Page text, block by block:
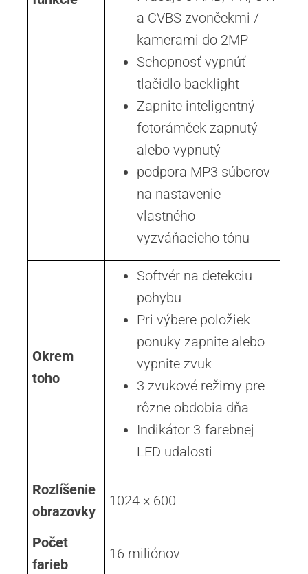
a CVBS zvončekmi /
kamerami do 2MP
Schopnosť vypnúť
tlačidlo backlight
Zapnite inteligentný
fotorámček zapnutý
alebo vypnutý
podpora MP3 súborov
na nastavenie
vlastného
vyzváňacieho tónu
Okrem
toho
Softvér na detekciu
pohybu
Pri výbere položiek
ponuky zapnite alebo
vypnite zvuk
3 zvukové režimy pre
rôzne obdobia dňa
Indikátor 3-farebnej
LED udalosti
Rozlíšenie
obrazovky
1024 × 600
Počet
farieb
16 miliónov